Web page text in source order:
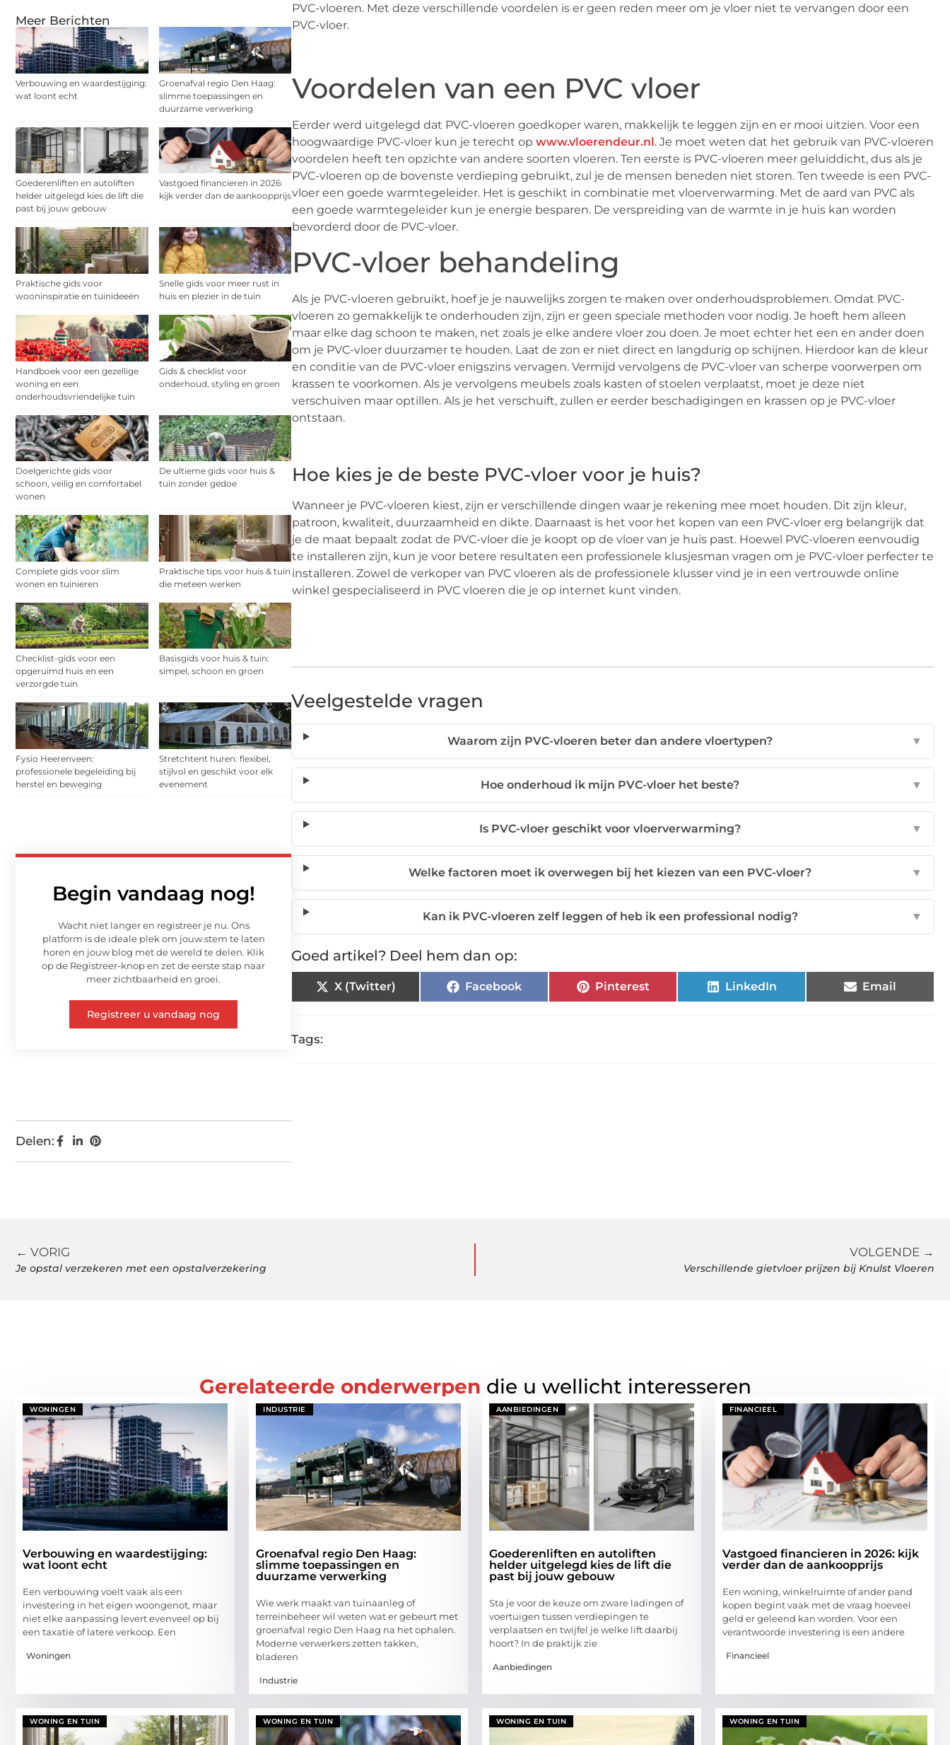
Meer Berichten
Verbouwing en waardestijging:
wat loont echt
Groenafval regio Den Haag:
slimme toepassingen en
duurzame verwerking
Goederenliften en autoliften
helder uitgelegd kies de lift die
past bij jouw gebouw
Vastgoed financieren in 2026:
kijk verder dan de aankoopprijs
Praktische gids voor
wooninspiratie en tuinideeën
Snelle gids voor meer rust in
huis en plezier in de tuin
Handboek voor een gezellige
woning en een
onderhoudsvriendelijke tuin
Gids & checklist voor
onderhoud, styling en groen
Doelgerichte gids voor
schoon, veilig en comfortabel
wonen
De ultieme gids voor huis &
tuin zonder gedoe
Complete gids voor slim
wonen en tuinieren
Praktische tips voor huis & tuin
die meteen werken
Checklist-gids voor een
opgeruimd huis en een
verzorgde tuin
Basisgids voor huis & tuin:
simpel, schoon en groen
Fysio Heerenveen:
professionele begeleiding bij
herstel en beweging
Stretchtent huren: flexibel,
stijlvol en geschikt voor elk
evenement
Begin vandaag nog!
Wacht niet langer en registreer je nu. Ons
platform is de ideale plek om jouw stem te laten
horen en jouw blog met de wereld te delen. Klik
op de Registreer-knop en zet de eerste stap naar
meer zichtbaarheid en groei.
Registreer u vandaag nog
Delen:
PVC-vloeren. Met deze verschillende voordelen is er geen reden meer om je vloer niet te vervangen door een
PVC-vloer.
Voordelen van een PVC vloer
Eerder werd uitgelegd dat PVC-vloeren goedkoper waren, makkelijk te leggen zijn en er mooi uitzien. Voor een
hoogwaardige PVC-vloer kun je terecht op www.vloerendeur.nl. Je moet weten dat het gebruik van PVC-vloeren
voordelen heeft ten opzichte van andere soorten vloeren. Ten eerste is PVC-vloeren meer geluiddicht, dus als je
PVC-vloeren op de bovenste verdieping gebruikt, zul je de mensen beneden niet storen. Ten tweede is een PVC-
vloer een goede warmtegeleider. Het is geschikt in combinatie met vloerverwarming. Met de aard van PVC als
een goede warmtegeleider kun je energie besparen. De verspreiding van de warmte in je huis kan worden
bevorderd door de PVC-vloer.
PVC-vloer behandeling
Als je PVC-vloeren gebruikt, hoef je je nauwelijks zorgen te maken over onderhoudsproblemen. Omdat PVC-
vloeren zo gemakkelijk te onderhouden zijn, zijn er geen speciale methoden voor nodig. Je hoeft hem alleen
maar elke dag schoon te maken, net zoals je elke andere vloer zou doen. Je moet echter het een en ander doen
om je PVC-vloer duurzamer te houden. Laat de zon er niet direct en langdurig op schijnen. Hierdoor kan de kleur
en conditie van de PVC-vloer enigszins vervagen. Vermijd vervolgens de PVC-vloer van scherpe voorwerpen om
krassen te voorkomen. Als je vervolgens meubels zoals kasten of stoelen verplaatst, moet je deze niet
verschuiven maar optillen. Als je het verschuift, zullen er eerder beschadigingen en krassen op je PVC-vloer
ontstaan.
Hoe kies je de beste PVC-vloer voor je huis?
Wanneer je PVC-vloeren kiest, zijn er verschillende dingen waar je rekening mee moet houden. Dit zijn kleur,
patroon, kwaliteit, duurzaamheid en dikte. Daarnaast is het voor het kopen van een PVC-vloer erg belangrijk dat
je de maat bepaalt zodat de PVC-vloer die je koopt op de vloer van je huis past. Hoewel PVC-vloeren eenvoudig
te installeren zijn, kun je voor betere resultaten een professionele klusjesman vragen om je PVC-vloer perfecter te
installeren. Zowel de verkoper van PVC vloeren als de professionele klusser vind je in een vertrouwde online
winkel gespecialiseerd in PVC vloeren die je op internet kunt vinden.
Veelgestelde vragen
Waarom zijn PVC-vloeren beter dan andere vloertypen? ▼
Hoe onderhoud ik mijn PVC-vloer het beste? ▼
Is PVC-vloer geschikt voor vloerverwarming? ▼
Welke factoren moet ik overwegen bij het kiezen van een PVC-vloer? ▼
Kan ik PVC-vloeren zelf leggen of heb ik een professional nodig? ▼
Goed artikel? Deel hem dan op:
X (Twitter) Facebook Pinterest LinkedIn Email
Tags:
← VORIG
Je opstal verzekeren met een opstalverzekering
VOLGENDE →
Verschillende gietvloer prijzen bij Knulst Vloeren
Gerelateerde onderwerpen die u wellicht interesseren
WONINGEN
Verbouwing en waardestijging:
wat loont echt
Een verbouwing voelt vaak als een
investering in het eigen woongenot, maar
niet elke aanpassing levert evenveel op bij
een taxatie of latere verkoop. Een
Woningen
INDUSTRIE
Groenafval regio Den Haag:
slimme toepassingen en
duurzame verwerking
Wie werk maakt van tuinaanleg of
terreinbeheer wil weten wat er gebeurt met
groenafval regio Den Haag na het ophalen.
Moderne verwerkers zetten takken,
bladeren
Industrie
AANBIEDINGEN
Goederenliften en autoliften
helder uitgelegd kies de lift die
past bij jouw gebouw
Sta je voor de keuze om zware ladingen of
voertuigen tussen verdiepingen te
verplaatsen en twijfel je welke lift daarbij
hoort? In de praktijk zie
Aanbiedingen
FINANCIEEL
Vastgoed financieren in 2026: kijk
verder dan de aankoopprijs
Een woning, winkelruimte of ander pand
kopen begint vaak met de vraag hoeveel
geld er geleend kan worden. Voor een
verantwoorde investering is een andere
Financieel
WONING EN TUIN WONING EN TUIN WONING EN TUIN WONING EN TUIN